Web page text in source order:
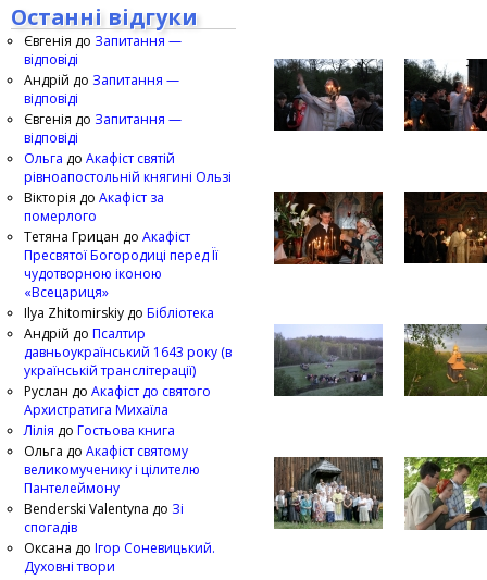
Останні відгуки
Євгенія до Запитання —
відповіді
Андрій до Запитання —
відповіді
Євгенія до Запитання —
відповіді
Ольга до Акафіст святій
рівноапостольній княгині Ользі
Вікторія до Акафіст за
померлого
Тетяна Грицан до Акафіст
Пресвятої Богородиці перед Її
чудотворною іконою
«Всецариця»
Ilya Zhitomirskiy до Бібліотека
Андрій до Псалтир
давньоукраїнський 1643 року (в
українській транслітерації)
Руслан до Акафіст до святого
Архистратига Михаїла
Лілія до Гостьова книга
Ольга до Акафіст святому
великомученику і цілителю
Пантелеймону
Benderski Valentyna до Зі
спогадів
Оксана до Ігор Соневицький.
Духовні твори